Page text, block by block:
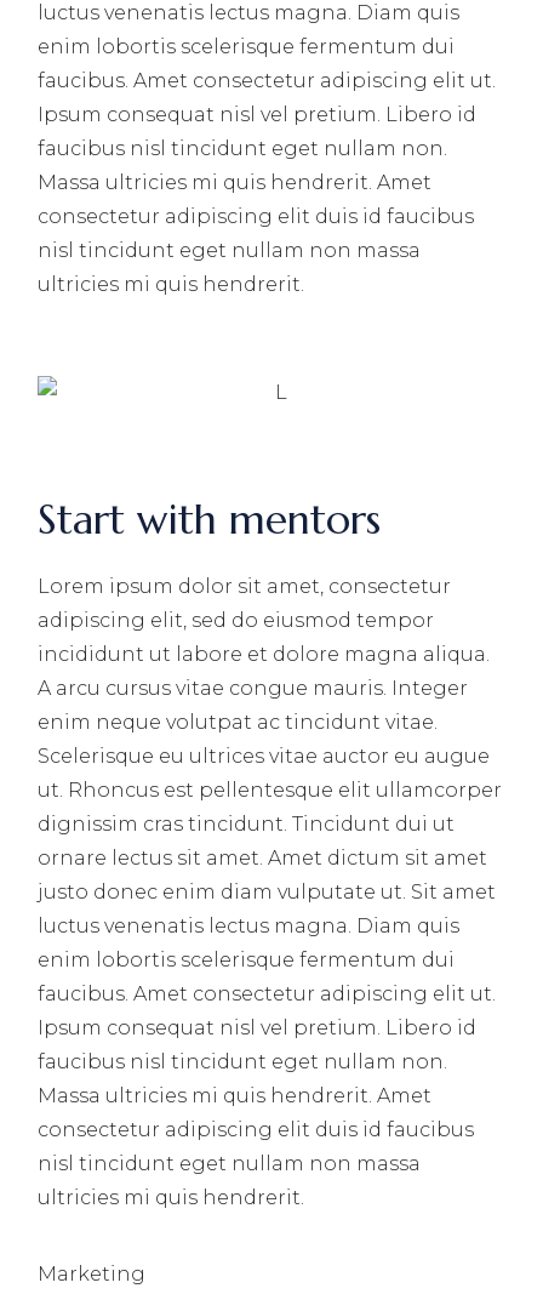
luctus venenatis lectus magna. Diam quis
enim lobortis scelerisque fermentum dui
faucibus. Amet consectetur adipiscing elit ut.
Ipsum consequat nisl vel pretium. Libero id
faucibus nisl tincidunt eget nullam non.
Massa ultricies mi quis hendrerit. Amet
consectetur adipiscing elit duis id faucibus
nisl tincidunt eget nullam non massa
ultricies mi quis hendrerit.
Start with mentors
Lorem ipsum dolor sit amet, consectetur
adipiscing elit, sed do eiusmod tempor
incididunt ut labore et dolore magna aliqua.
A arcu cursus vitae congue mauris. Integer
enim neque volutpat ac tincidunt vitae.
Scelerisque eu ultrices vitae auctor eu augue
ut. Rhoncus est pellentesque elit ullamcorper
dignissim cras tincidunt. Tincidunt dui ut
ornare lectus sit amet. Amet dictum sit amet
justo donec enim diam vulputate ut. Sit amet
luctus venenatis lectus magna. Diam quis
enim lobortis scelerisque fermentum dui
faucibus. Amet consectetur adipiscing elit ut.
Ipsum consequat nisl vel pretium. Libero id
faucibus nisl tincidunt eget nullam non.
Massa ultricies mi quis hendrerit. Amet
consectetur adipiscing elit duis id faucibus
nisl tincidunt eget nullam non massa
ultricies mi quis hendrerit.
Marketing